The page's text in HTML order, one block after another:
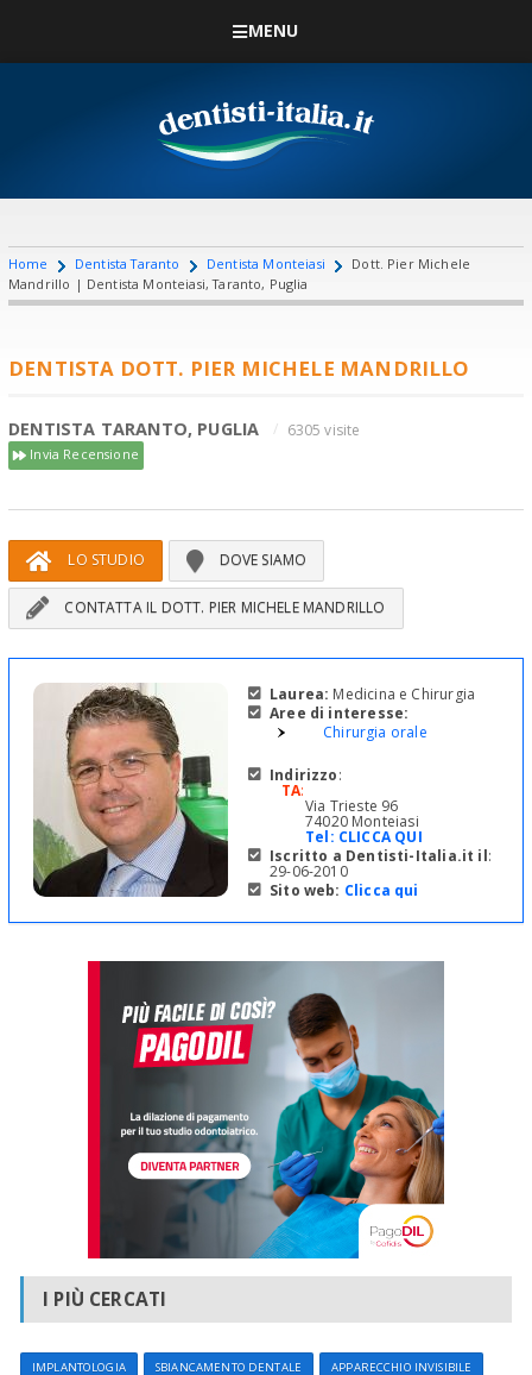
MENU
Home Dentista Taranto Dentista Monteiasi
Dott. Pier Michele
Mandrillo | Dentista Monteiasi, Taranto, Puglia
DENTISTA DOTT. PIER MICHELE MANDRILLO
DENTISTA TARANTO, PUGLIA 6305 visite
Invia Recensione
LO STUDIO DOVE SIAMO
CONTATTA IL DOTT. PIER MICHELE MANDRILLO
Laurea: Medicina e Chirurgia
Aree di interesse:
Chirurgia orale
Indirizzo:
TA:
Via Trieste 96
74020 Monteiasi
Tel: CLICCA QUI
Iscritto a Dentisti-Italia.it il:
29-06-2010
Sito web: Clicca qui
I PIÙ CERCATI
IMPLANTOLOGIA SBIANCAMENTO DENTALE APPARECCHIO INVISIBILE